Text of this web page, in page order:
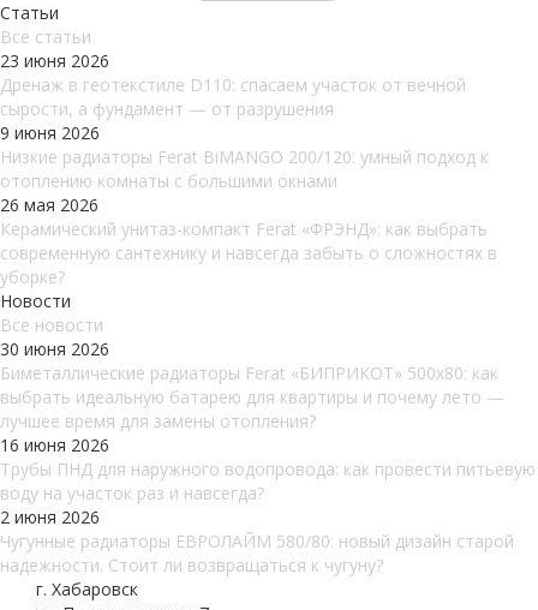
Статьи
Все cтатьи
23 июня 2026
Дренаж в геотекстиле D110: спасаем участок от вечной
сырости, а фундамент — от разрушения
9 июня 2026
Низкие радиаторы Ferat BiMANGO 200/120: умный подход к
отоплению комнаты с большими окнами
26 мая 2026
Керамический унитаз-компакт Ferat «ФРЭНД»: как выбрать
современную сантехнику и навсегда забыть о сложностях в
уборке?
Новости
Все новости
30 июня 2026
Биметаллические радиаторы Ferat «БИПРИКОТ» 500x80: как
выбрать идеальную батарею для квартиры и почему лето —
лучшее время для замены отопления?
16 июня 2026
Трубы ПНД для наружного водопровода: как провести питьевую
воду на участок раз и навсегда?
2 июня 2026
Чугунные радиаторы ЕВРОЛАЙМ 580/80: новый дизайн старой
надежности. Стоит ли возвращаться к чугуну?
г. Хабаровск